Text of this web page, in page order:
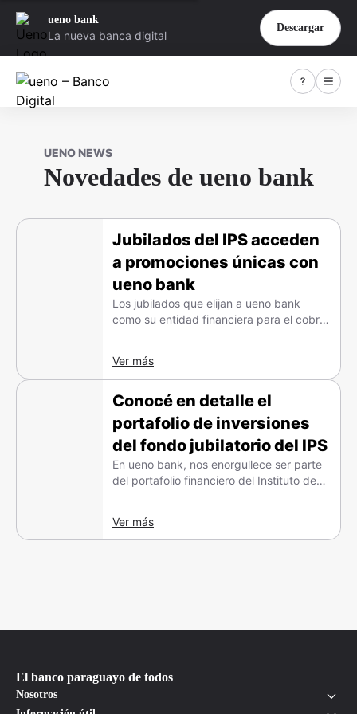
ueno bank
La nueva banca digital
Descargar
UENO NEWS
Novedades de ueno bank
Jubilados del IPS acceden
a promociones únicas con
ueno bank
Los jubilados que elijan a ueno bank
como su entidad financiera para el cobro
Ver más
Conocé en detalle el
portafolio de inversiones
del fondo jubilatorio del IPS
En ueno bank, nos enorgullece ser parte
del portafolio financiero del Instituto de
y el desarrollo sostenible de Paraguay.
Ver más
El banco paraguayo de todos
Nosotros